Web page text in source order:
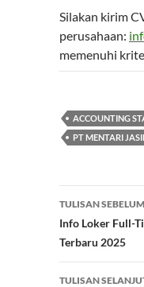
Silakan kirim
perusahaan:
memenuhi
ACCOUNTING
PT MENTARI
Navigasi
Tulisan
TULISAN
Info Loker Full-
Terbaru 2025
TULISAN